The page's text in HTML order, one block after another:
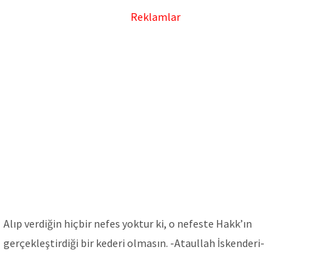
Reklamlar
Alıp verdiğin hiçbir nefes yoktur ki, o nefeste Hakk’ın
gerçekleştirdiği bir kederi olmasın. -Ataullah İskenderi-